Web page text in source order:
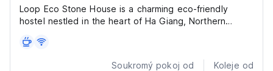
Loop Eco Stone House is a charming eco-friendly
hostel nestled in the heart of Ha Giang, Northern
is built using natural stone and traditional materials,
Soukromý pokoj od Koleje od